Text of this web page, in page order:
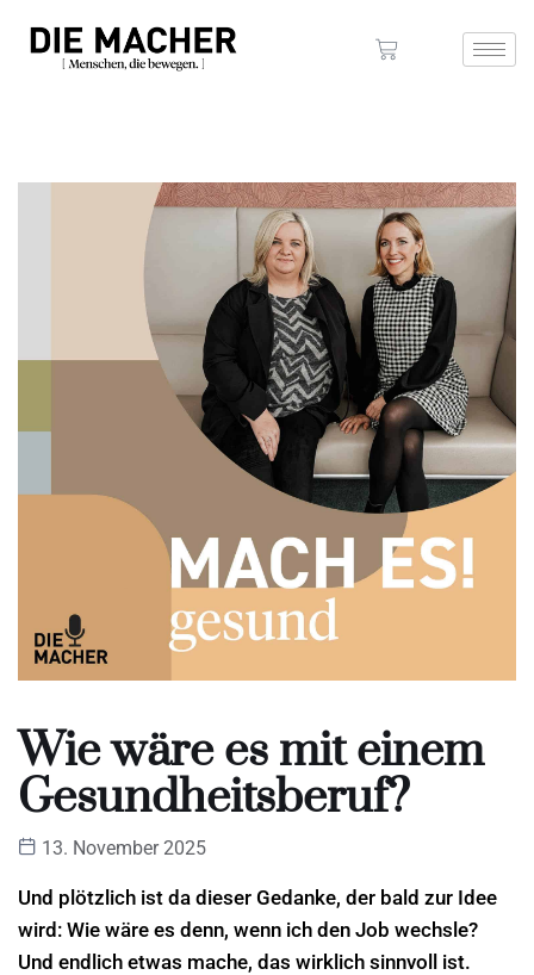
Wie wäre es mit einem
Gesundheitsberuf?
13. November 2025
Und plötzlich ist da dieser Gedanke, der bald zur Idee
wird: Wie wäre es denn, wenn ich den Job wechsle?
Und endlich etwas mache, das wirklich sinnvoll ist.